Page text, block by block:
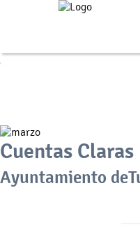
Cuentas Claras
Ayuntamiento